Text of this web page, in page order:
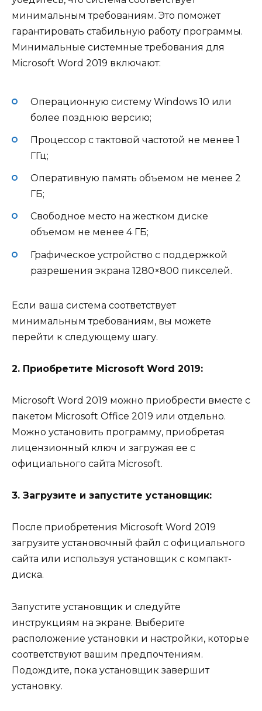
минимальным требованиям. Это поможет
гарантировать стабильную работу программы.
Минимальные системные требования для
Microsoft Word 2019 включают:
Операционную систему Windows 10 или
более позднюю версию;
Процессор с тактовой частотой не менее 1
ГГц;
Оперативную память объемом не менее 2
ГБ;
Свободное место на жестком диске
объемом не менее 4 ГБ;
Графическое устройство с поддержкой
разрешения экрана 1280×800 пикселей.
Если ваша система соответствует
минимальным требованиям, вы можете
перейти к следующему шагу.
2. Приобретите Microsoft Word 2019:
Microsoft Word 2019 можно приобрести вместе с
пакетом Microsoft Office 2019 или отдельно.
Можно установить программу, приобретая
лицензионный ключ и загружая ее с
официального сайта Microsoft.
3. Загрузите и запустите установщик:
После приобретения Microsoft Word 2019
загрузите установочный файл с официального
сайта или используя установщик с компакт-
диска.
Запустите установщик и следуйте
инструкциям на экране. Выберите
расположение установки и настройки, которые
соответствуют вашим предпочтениям.
Подождите, пока установщик завершит
установку.